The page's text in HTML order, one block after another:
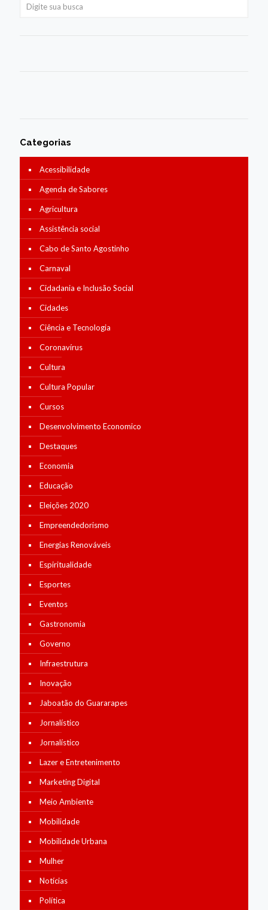
Categorias
Acessibilidade
Agenda de Sabores
Agricultura
Assistência social
Cabo de Santo Agostinho
Carnaval
Cidadania e Inclusão Social
Cidades
Ciência e Tecnologia
Coronavírus
Cultura
Cultura Popular
Cursos
Desenvolvimento Economico
Destaques
Economia
Educação
Eleições 2020
Empreendedorismo
Energias Renováveis
Espiritualidade
Esportes
Eventos
Gastronomia
Governo
Infraestrutura
Inovação
Jaboatão do Guararapes
Jornalístico
Jornalístico
Lazer e Entretenimento
Marketing Digital
Meio Ambiente
Mobilidade
Mobilidade Urbana
Mulher
Notícias
Política